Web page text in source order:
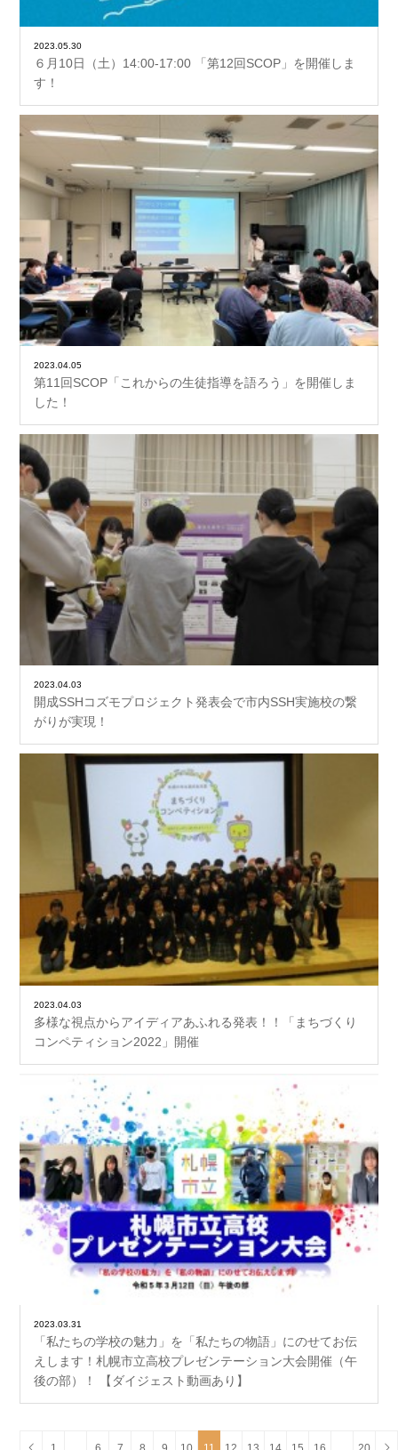
2023.05.30
６月10日（土）14:00-17:00 「第12回SCOP」を開催しま
す！
2023.04.05
第11回SCOP「これからの生徒指導を語ろう」を開催しま
した！
2023.04.03
開成SSHコズモプロジェクト発表会で市内SSH実施校の繋
がりが実現！
2023.04.03
多様な視点からアイディアあふれる発表！！「まちづくり
コンペティション2022」開催
2023.03.31
「私たちの学校の魅力」を「私たちの物語」にのせてお伝
えします！札幌市立高校プレゼンテーション大会開催（午
後の部）！ 【ダイジェスト動画あり】